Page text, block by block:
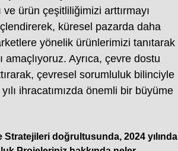
ürün çeşitliliğimizi arttırmayı
küresel pazarda daha
yönelik ürünlerimizi tanıtarak
amaçlıyoruz. Ayrıca, çevre dostu
çevresel sorumluluk bilinciyle
ihracatımızda önemli bir büyüme
doğrultusunda, 2024 yılında